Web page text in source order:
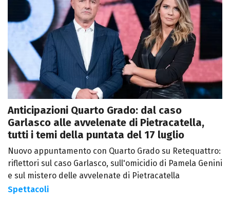
Anticipazioni Quarto Grado: dal caso
Garlasco alle avvelenate di Pietracatella,
tutti i temi della puntata del 17 luglio
Nuovo appuntamento con Quarto Grado su Retequattro:
riflettori sul caso Garlasco, sull'omicidio di Pamela Genini
e sul mistero delle avvelenate di Pietracatella
Spettacoli